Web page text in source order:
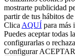
mostrarte publicidad
partir de tus hábitos
Clica AQUÍ para más
Puedes aceptar todas
configurarlas o
Configurar ACEPTAR